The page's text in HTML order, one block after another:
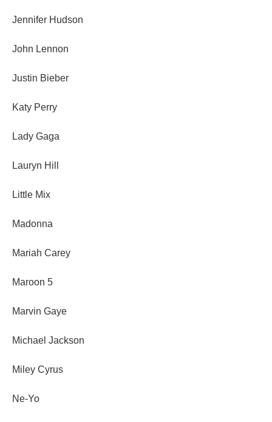
Jennifer Hudson
John Lennon
Justin Bieber
Katy Perry
Lady Gaga
Lauryn Hill
Little Mix
Madonna
Mariah Carey
Maroon 5
Marvin Gaye
Michael Jackson
Miley Cyrus
Ne-Yo